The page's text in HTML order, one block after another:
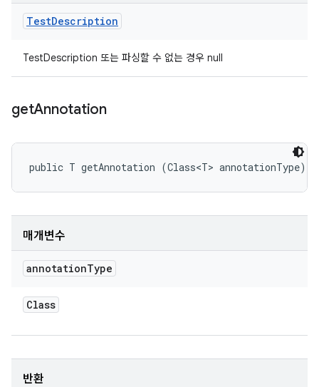
TestDescription
TestDescription 또는 파싱할 수 없는 경우 null
getAnnotation
public T getAnnotation (Class<T> annotationType)
매개변수
annotationType
Class
반환